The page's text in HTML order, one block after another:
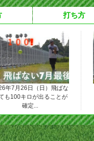
打ち方
年7月26日（日）飛ばな
も100キロが出ることが
確定...